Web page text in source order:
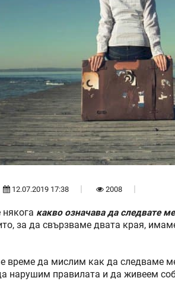
12.07.2019 17:38 2008
някога какво означава да следвате
за да свързваме двата края,
време да мислим как да следваме
нарушим правилата и да живеем